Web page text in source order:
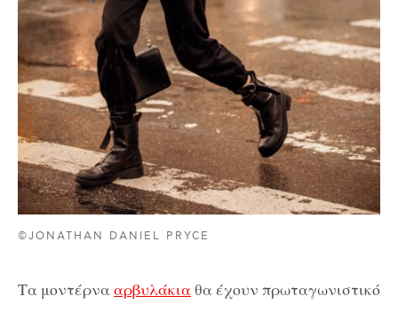
©JONATHAN DANIEL PRYCE
Τα μοντέρνααρβυλάκιαθα έχουν πρωταγωνιστικό